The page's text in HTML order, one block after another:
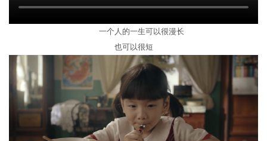
一个人的一生可以很漫长
也可以很短